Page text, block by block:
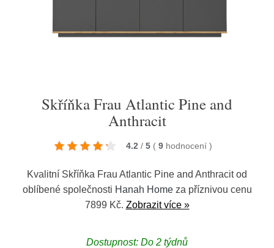
Skříňka Frau Atlantic Pine and
Anthracit
4.2 / 5 ( 9 hodnocení )
Kvalitní Skříňka Frau Atlantic Pine and Anthracit od
oblíbené společnosti Hanah Homeza příznivou cenu
7899 Kč. Zobrazit více »
Dostupnost: Do 2 týdnů